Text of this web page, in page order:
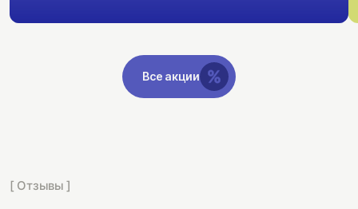
Все акции
[ Отзывы ]